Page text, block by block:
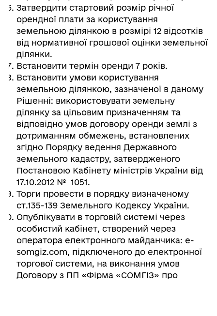
Затвердити стартовий розмір річної
орендної плати за користування
земельною ділянкою в розмірі 12 відсотків
від нормативної грошової оцінки земельної
ділянки.
Встановити термін оренди 7 років.
Встановити умови користування
земельною ділянкою, зазначеної в даному
Рішенні: використовувати земельну
ділянку за цільовим призначенням та
відповідно умов договору оренди землі з
дотриманням обмежень, встановлених
згідно Порядку ведення Державного
земельного кадастру, затвердженого
Постановою Кабінету міністрів України від
17.10.2012 № 1051.
Торги провести в порядку визначеному
ст.135-139 Земельного Кодексу України.
Опублікувати в торговій системі через
особистий кабінет, створений через
оператора електронного майданчика: e-
somgiz.com, підключеного до електронної
торгової системи, на виконання умов
Договору з ПП «Фірма «СОМГІЗ» про